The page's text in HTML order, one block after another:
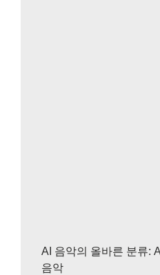
AI 음악의 올바른 분류:
음악